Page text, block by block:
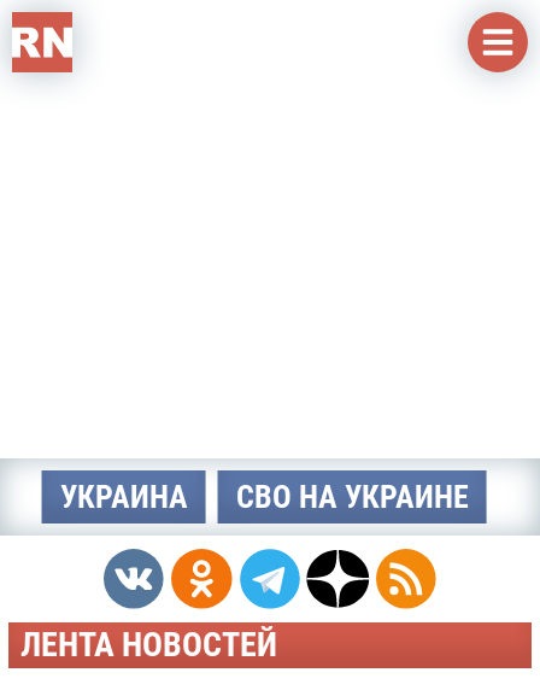
Перейти к основному содержанию
УКРАИНА СВО НА УКРАИНЕ
ЛЕНТА НОВОСТЕЙ